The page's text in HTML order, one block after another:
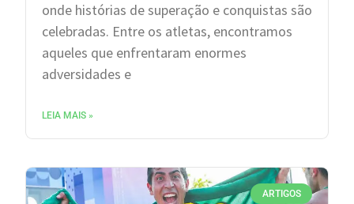
onde histórias de superação e conquistas são
celebradas. Entre os atletas, encontramos
aqueles que enfrentaram enormes
adversidades e
LEIA MAIS »
ARTIGOS